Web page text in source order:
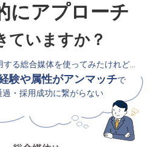
にアプローチ
ていますか？
る総合媒体を使ってみたけれど…
験や属性がアンマッチで
過・採用成功に繋がらない